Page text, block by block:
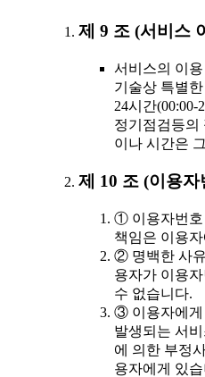
제 9 조 (서비스
서비스의 이
기술상 특별
24시간
정기점검등의
이나 시간은
제 10 조 (이용자
① 이용자번호
책임은 이용
② 명백한 사유
용자가 이용
수 없습니다.
③ 이용자에게
발생되는 서
에 의한 부정
용자에게 있